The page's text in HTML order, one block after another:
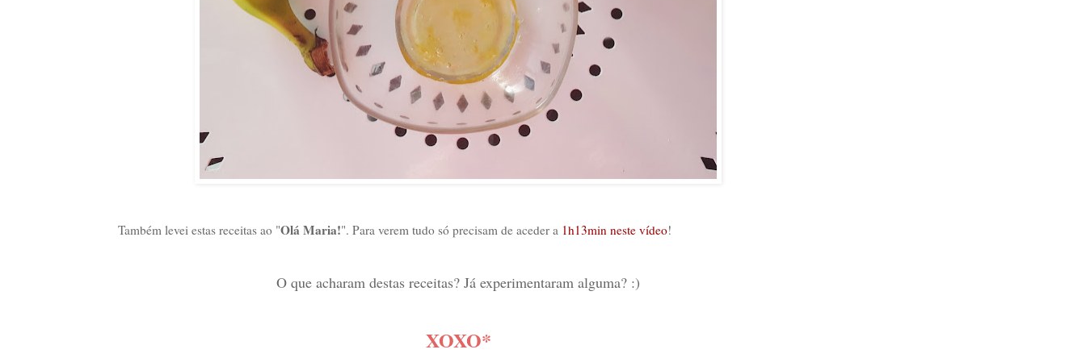
Também levei estas receitas ao "Olá Maria!". Para verem tudo só precisam de aceder a 1h13min neste vídeo!
O que acharam destas receitas? Já experimentaram alguma? :)
XOXO*